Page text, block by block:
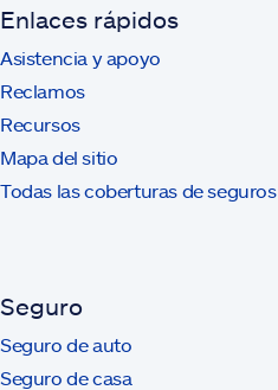
Enlaces rápidos
Asistencia y apoyo
Reclamos
Recursos
Mapa del sitio
Todas las coberturas de seguros
Seguro
Seguro de auto
Seguro de casa